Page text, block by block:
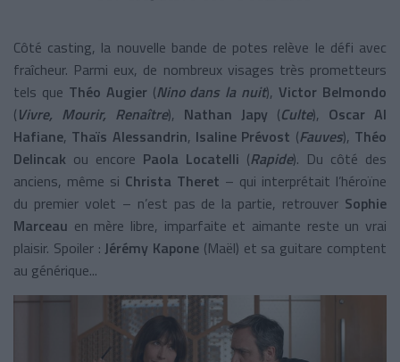
Côté casting, la nouvelle bande de potes relève le défi avec
fraîcheur. Parmi eux, de nombreux visages très prometteurs
tels que Théo Augier(Nino dans la nuit),Victor Belmondo
(Vivre, Mourir, Renaître), Nathan Japy (Culte), Oscar Al
Hafiane, Thaïs Alessandrin, Isaline Prévost (Fauves), Théo
Delincak ou encore Paola Locatelli (Rapide). Du côté des
anciens, même si Christa Theret – qui interprétait l’héroïne
du premier volet – n’est pas de la partie, retrouver Sophie
Marceau en mère libre, imparfaite et aimante reste un vrai
plaisir. Spoiler : Jérémy Kapone (Maël) et sa guitare comptent
au générique...